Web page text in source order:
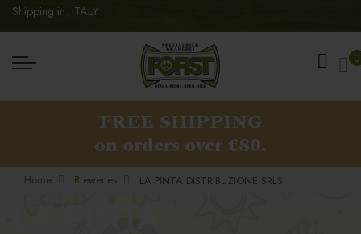
Shipping in: ITALY
0
FREE SHIPPING
on orders over €80.
Home Breweries LA PINTA DISTRIBUZIONE SRLS